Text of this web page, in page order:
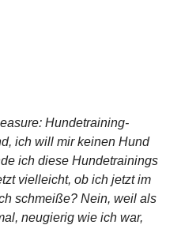
Hundetraining-
ich will mir keinen Hund
ich diese Hundetrainings
vielleicht, ob ich jetzt im
schmeiße? Nein, weil als
neugierig wie ich war,